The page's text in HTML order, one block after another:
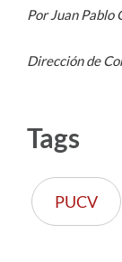
Por Juan Pablo
Dirección de
Tags
PUCV